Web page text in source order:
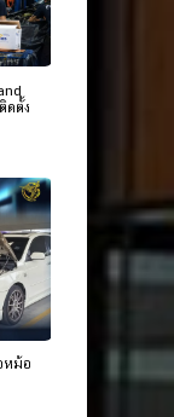
ดตั้ง
หม้อ